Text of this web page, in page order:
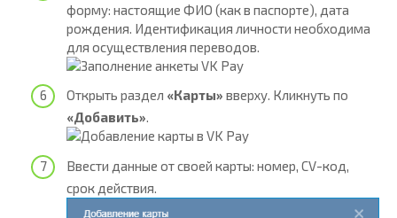
форму: настоящие ФИО (как в паспорте), дата
рождения. Идентификация личности необходима
для осуществления переводов.
Открыть раздел «Карты» вверху. Кликнуть по
«Добавить».
Ввести данные от своей карты: номер, CV-код,
срок действия.